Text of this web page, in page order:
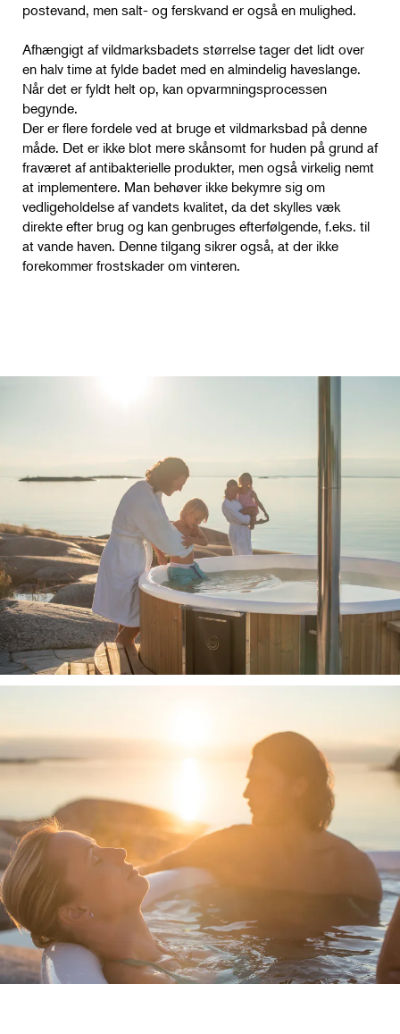
postevand, men salt- og ferskvand er også en mulighed.
Afhængigt af vildmarksbadets størrelse tager det lidt over
en halv time at fylde badet med en almindelig haveslange.
Når det er fyldt helt op, kan opvarmningsprocessen
begynde.
Der er flere fordele ved at bruge et vildmarksbad på denne
måde. Det er ikke blot mere skånsomt for huden på grund af
fraværet af antibakterielle produkter, men også virkelig nemt
at implementere. Man behøver ikke bekymre sig om
vedligeholdelse af vandets kvalitet, da det skylles væk
direkte efter brug og kan genbruges efterfølgende, f.eks. til
at vande haven. Denne tilgang sikrer også, at der ikke
forekommer frostskader om vinteren.